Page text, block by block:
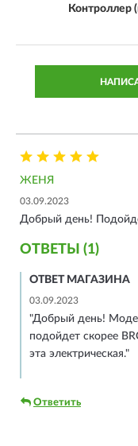
Контроллер
ЖЕНЯ
03.09.2023
Добрый день!
ОТВЕТЫ (1)
ОТВЕТ МАГАЗИНА
03.09.2023
"Добрый день!
подойдет скорее
эта электрическая."
Ответить